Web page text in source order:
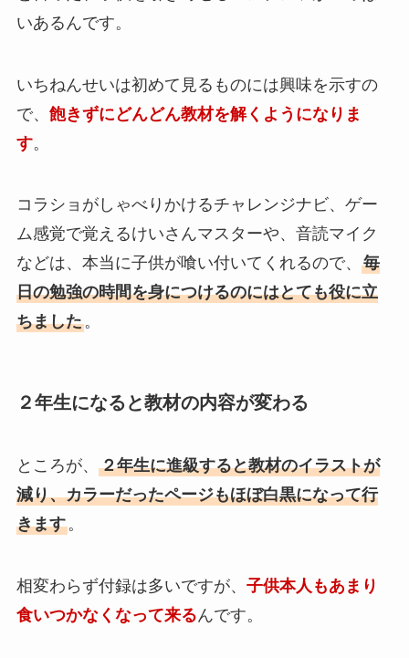
いあるんです。
いちねんせいは初めて見るものには興味を示すの
で、 飽きずにどんどん教材を解くようになりま
す。
コラショがしゃべりかけるチャレンジナビ、ゲー
ム感覚で覚えるけいさんマスターや、音読マイク
などは、本当に子供が喰い付いてくれるので、 毎
日の勉強の時間を身につけるのにはとても役に立
ちました。
２年生になると教材の内容が変わる
ところが、 ２年生に進級すると教材のイラストが
減り、カラーだったページもほぼ白黒になって行
きます。
相変わらず付録は多いですが、 子供本人もあまり
食いつかなくなって来るんです。